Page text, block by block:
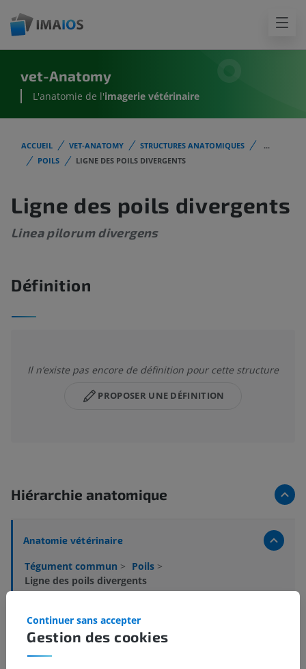
vet-Anatomy
L'anatomie de l'imagerie vétérinaire
ACCUEIL VET-ANATOMY STRUCTURES ANATOMIQUES
...
POILS
LIGNE DES POILS DIVERGENTS
Ligne des poils divergents
Linea pilorum divergens
Définition
Il n’existe pas encore de définition pour cette structure
PROPOSER UNE DÉFINITION
Hiérarchie anatomique
Anatomie vétérinaire
Tégument commun > Poils >
Ligne des poils divergents
sous-jacente
Gestion des cookies
Continuer sans accepter